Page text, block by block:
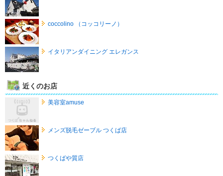
coccolino （コッコリーノ）
イタリアンダイニング エレガンス
近くのお店
美容室amuse
メンズ脱毛ゼーブル つくば店
つくばや質店